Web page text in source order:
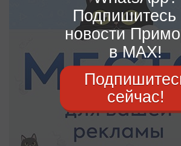
Подпишитесь
новости
в MAX!
сейчас!